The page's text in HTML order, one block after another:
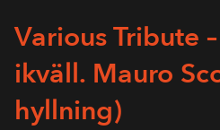
Various Tribute
ikväll. Mauro
hyllning)